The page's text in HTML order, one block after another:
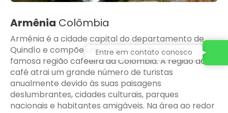
Armênia Colômbia
Armênia é a cidade capital do departamento de
Quindío e compõe uma parte significativa da
famosa região cafeeira da Colômbia. A região do
café atrai um grande número de turistas
anualmente devido às suas paisagens
deslumbrantes, cidades culturais, parques
nacionais e habitantes amigáveis. Na área ao redor
Entre em contato conosco